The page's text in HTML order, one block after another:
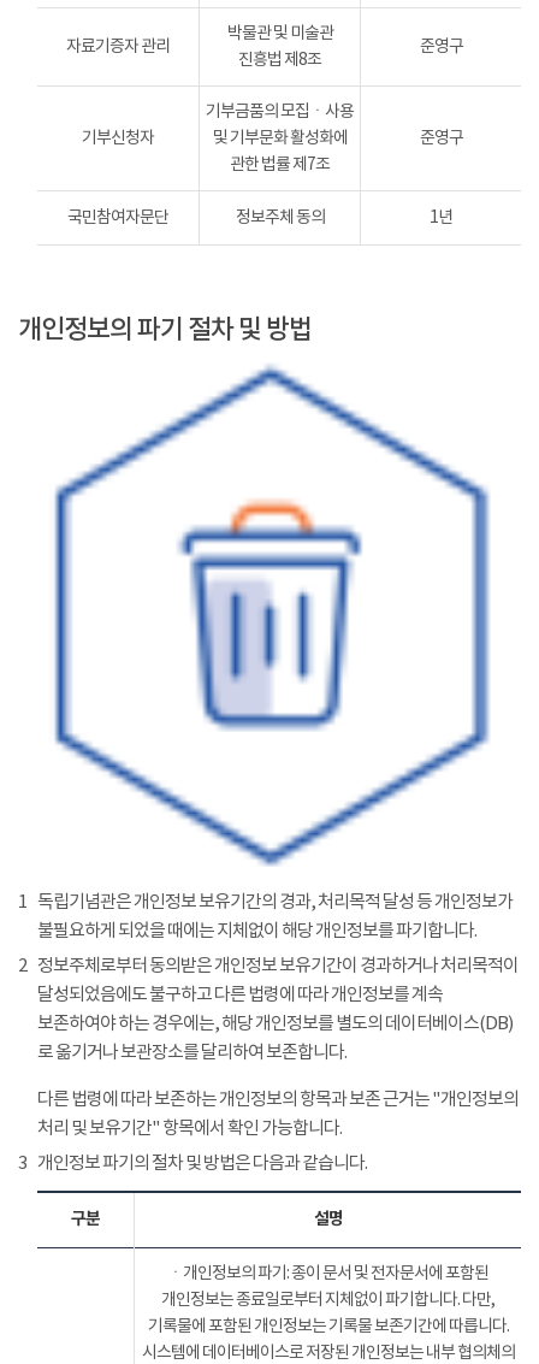
자료기증자 관리
박물관 및 미술관
진흥법 제8조
준영구
기부신청자
기부금품의 모집ㆍ사용
및 기부문화 활성화에
관한 법률 제7조
준영구
국민참여자문단 정보주체 동의 1년
개인정보의 파기 절차 및 방법
1 독립기념관은 개인정보 보유기간의 경과, 처리목적 달성 등 개인정보가
불필요하게 되었을 때에는 지체없이 해당 개인정보를 파기합니다.
2 정보주체로부터 동의받은 개인정보 보유기간이 경과하거나 처리목적이
달성되었음에도 불구하고 다른 법령에 따라 개인정보를 계속
보존하여야 하는 경우에는, 해당 개인정보를 별도의 데이터베이스(DB)
로 옮기거나 보관장소를 달리하여 보존합니다.
다른 법령에 따라 보존하는 개인정보의 항목과 보존 근거는 "개인정보의
처리 및 보유기간" 항목에서 확인 가능합니다.
3 개인정보 파기의 절차 및 방법은 다음과 같습니다.
구분 설명
ㆍ개인정보의 파기: 종이 문서 및 전자문서에 포함된
개인정보는 종료일로부터 지체없이 파기합니다. 다만,
기록물에 포함된 개인정보는 기록물 보존기간에 따릅니다.
시스템에 데이터베이스로 저장된 개인정보는 내부 협의체의